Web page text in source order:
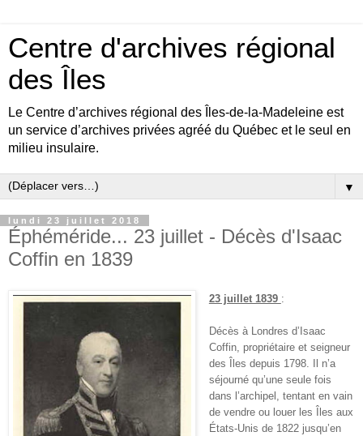
Centre d'archives régional
des Îles
Le Centre d’archives régional des Îles-de-la-Madeleine est
un service d’archives privées agréé du Québec et le seul en
milieu insulaire.
▼
lundi 23 juillet 2018
Éphéméride... 23 juillet - Décès d'Isaac
Coffin en 1839
23 juillet 1839 :
Décès à Londres d’Isaac
Coffin, propriétaire et seigneur
des Îles depuis 1798. Il n’a
séjourné qu’une seule fois
dans l’archipel, tentant en vain
de vendre ou louer les Îles aux
États-Unis de 1822 jusqu’en